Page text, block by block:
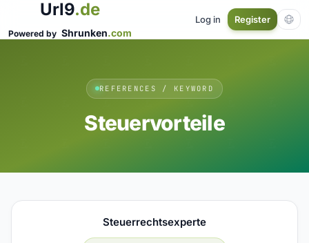
Url9.de
Powered by Shrunken.com
Log in Register
REFERENCES / KEYWORD
Steuervorteile
Steuerrechtsexperte